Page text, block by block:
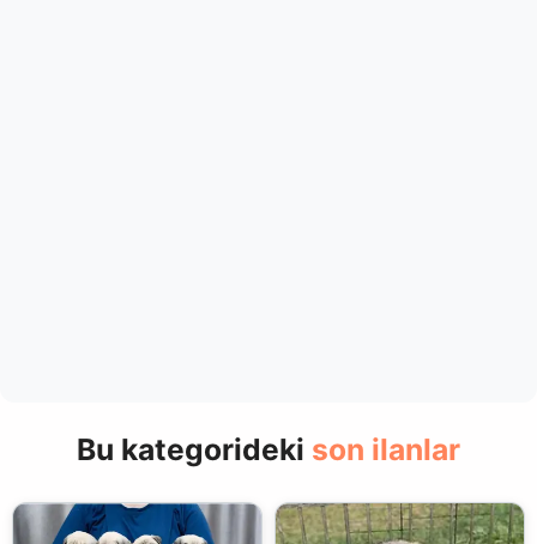
Bu kategorideki son ilanlar